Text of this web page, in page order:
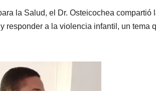
la Salud, el Dr. Osteicochea compartió
responder a la violencia infantil, un tema